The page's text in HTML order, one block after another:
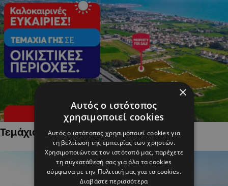
Τεμάχια Γης σε Οικιστικές Περιοχές
×
Αυτός ο ιστότοπος
χρησιμοποιεί cookies
Αυτός ο ιστότοπος χρησιμοποιεί cookies για
τη βελτίωση της εμπειρίας των χρηστών.
Χρησιμοποιώντας τον ιστότοπό μας, παρέχετε
τη συγκατάθεσή σας για όλα τα cookies
σύμφωνα με την Πολιτική μας για τα cookies.
Διαβάστε περισσότερα